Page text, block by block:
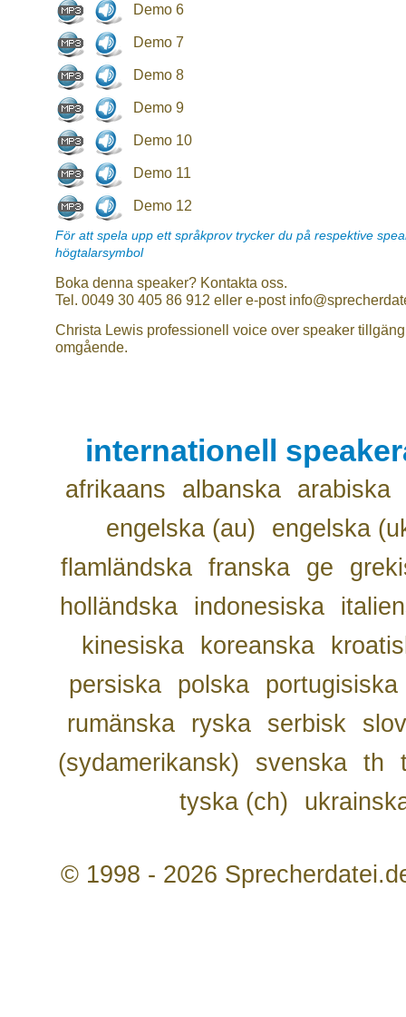
Demo 6
Demo 7
Demo 8
Demo 9
Demo 10
Demo 11
Demo 12
För att spela upp ett språkprov trycker du på respektive
högtalarsymbol
Boka denna speaker? Kontakta oss.
Tel. 0049 30 405 86 912 eller e-post
Christa Lewis professionell voice over speaker
omgående.
internationell
afrikaans albanska
arabiska
engelska (au)
engelska
flamländska franska ge
holländska
indonesiska
kinesiska
koreanska
persiska
polska
portugisiska
rumänska
ryska serbisk
(sydamerikansk)
svenska th
tyska (ch)
© 1998 - 2026